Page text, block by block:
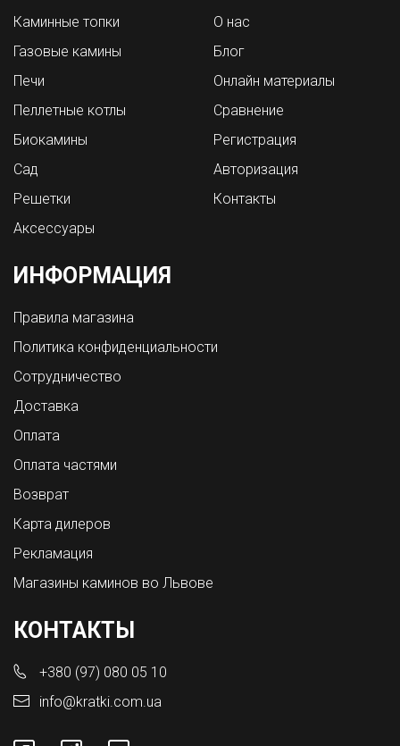
Каминные топки
Газовые камины
Печи
Пеллетные котлы
Биокамины
Сад
Решетки
Аксессуары
О нас
Блог
Онлайн материалы
Сравнение
Регистрация
Авторизация
Контакты
ИНФОРМАЦИЯ
Правила магазина
Политика конфиденциальности
Сотрудничество
Доставка
Оплата
Оплата частями
Возврат
Карта дилеров
Рекламация
Магазины каминов во Львове
КОНТАКТЫ
+380 (97) 080 05 10
info@kratki.com.ua